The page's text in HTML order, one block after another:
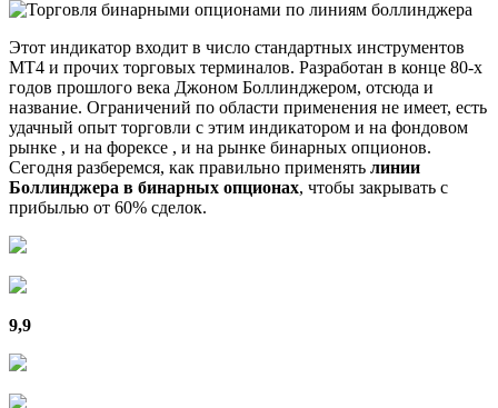
Этот индикатор входит в число стандартных инструментов
МТ4 и прочих торговых терминалов. Разработан в конце 80-х
годов прошлого века Джоном Боллинджером, отсюда и
название. Ограничений по области применения не имеет, есть
удачный опыт торговли с этим индикатором и на фондовом
рынке , и на форексе , и на рынке бинарных опционов.
Сегодня разберемся, как правильно применять линии
Боллинджера в бинарных опционах, чтобы закрывать с
прибылью от 60% сделок.
9,9